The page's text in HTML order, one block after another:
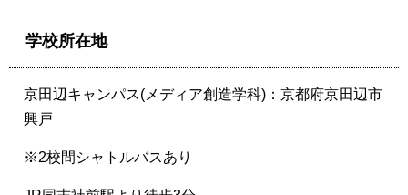
学校所在地
京田辺キャンパス(メディア創造学科)：京都府京田辺市
興戸
※2校間シャトルバスあり